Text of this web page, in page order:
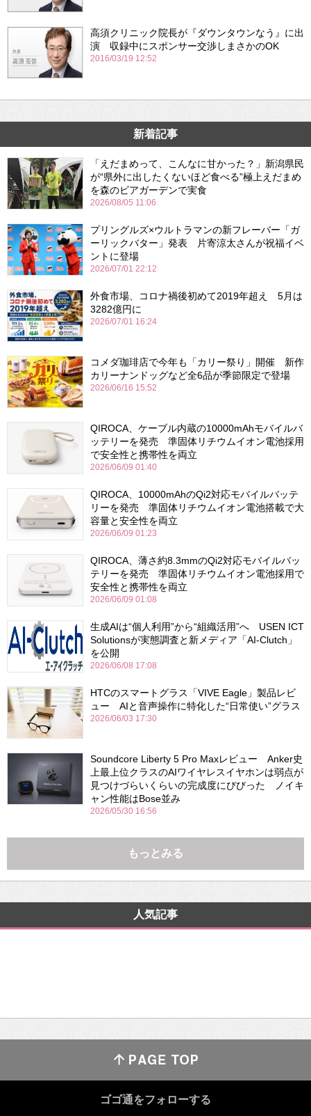
高須クリニック院長が『ダウンタウンなう』に出
演 収録中にスポンサー交渉しまさかのOK
2016/03/19 12:52
新着記事
「えだまめって、こんなに甘かった？」新潟県民
が“県外に出したくないほど食べる”極上えだまめ
を森のビアガーデンで実食
2026/08/05 11:06
プリングルズ×ウルトラマンの新フレーバー「ガ
ーリックバター」発表 片寄涼太さんが祝福イベ
ントに登場
2026/07/01 22:12
外食市場、コロナ禍後初めて2019年超え 5月は
3282億円に
2026/07/01 16:24
コメダ珈琲店で今年も「カリー祭り」開催 新作
カリーナンドッグなど全6品が季節限定で登場
2026/06/16 15:52
QIROCA、ケーブル内蔵の10000mAhモバイルバ
ッテリーを発売 準固体リチウムイオン電池採用
で安全性と携帯性を両立
2026/06/09 01:40
QIROCA、10000mAhのQi2対応モバイルバッテ
リーを発売 準固体リチウムイオン電池搭載で大
容量と安全性を両立
2026/06/09 01:23
QIROCA、薄さ約8.3mmのQi2対応モバイルバッ
テリーを発売 準固体リチウムイオン電池採用で
安全性と携帯性を両立
2026/06/09 01:08
生成AIは“個人利用”から“組織活用”へ USEN ICT
Solutionsが実態調査と新メディア「AI-Clutch」
を公開
2026/06/08 17:08
HTCのスマートグラス「VIVE Eagle」製品レビ
ュー AIと音声操作に特化した“日常使い”グラス
2026/06/03 17:30
Soundcore Liberty 5 Pro Maxレビュー Anker史
上最上位クラスのAIワイヤレスイヤホンは弱点が
見つけづらいくらいの完成度にびびった ノイキ
ャン性能はBose並み
2026/05/30 16:56
もっとみる
人気記事
ゴゴ通をフォローする